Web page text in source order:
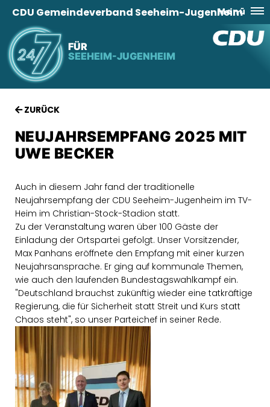
FÜR
SEEHEIM-JUGENHEIM
CDU Gemeindeverband Seeheim-Jugenheim
Menü
ZURÜCK
NEUJAHRSEMPFANG 2025 MIT
UWE BECKER
Auch in diesem Jahr fand der traditionelle
Neujahrsempfang der CDU Seeheim-Jugenheim im TV-
Heim im Christian-Stock-Stadion statt.
Zu der Veranstaltung waren über 100 Gäste der
Einladung der Ortspartei gefolgt. Unser Vorsitzender,
Max Panhans eröffnete den Empfang mit einer kurzen
Neujahrsansprache. Er ging auf kommunale Themen,
wie auch den laufenden Bundestagswahlkampf ein.
"Deutschland brauchst zukünftig wieder eine tatkräftige
Regierung, die für Sicherheit statt Streit und Kurs statt
Chaos steht", so unser Parteichef in seiner Rede.